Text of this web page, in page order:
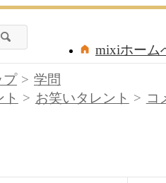
mixiホーム
プ
学問
ト お笑いタレント コ